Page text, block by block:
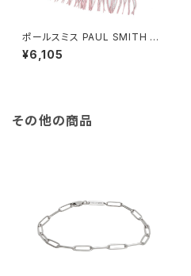
ポールスミス PAUL SMITH マ
フラー M1A-933D-AS04-20
レディース ピンク
¥6,105
その他の商品